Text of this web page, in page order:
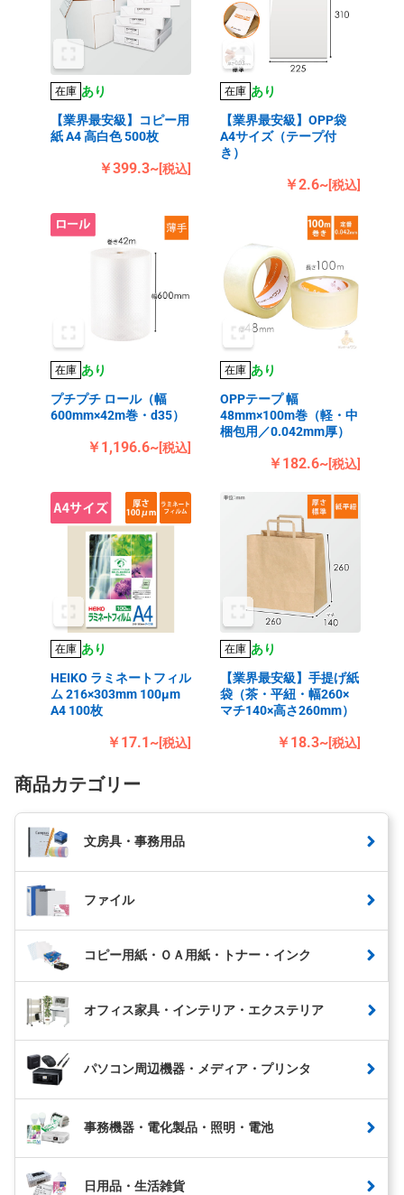
在庫 あり
【業界最安級】コピー用
紙 A4 高白色 500枚
￥399.3~[税込]
在庫 あり
【業界最安級】OPP袋
A4サイズ（テープ付
き）
￥2.6~[税込]
在庫 あり
プチプチ ロール（幅
600mm×42m巻・d35）
￥1,196.6~[税込]
在庫 あり
OPPテープ 幅
48mm×100m巻（軽・中
梱包用／0.042mm厚）
￥182.6~[税込]
在庫 あり
HEIKO ラミネートフィル
ム 216×303mm 100μm
A4 100枚
￥17.1~[税込]
在庫 あり
【業界最安級】手提げ紙
袋（茶・平紐・幅260×
マチ140×高さ260mm）
￥18.3~[税込]
商品カテゴリー
文房具・事務用品
ファイル
コピー用紙・ＯＡ用紙・トナー・インク
オフィス家具・インテリア・エクステリア
パソコン周辺機器・メディア・プリンタ
事務機器・電化製品・照明・電池
日用品・生活雑貨